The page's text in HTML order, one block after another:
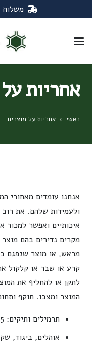
משלוח
אחריות
ראשי › אחריות על מוצרים
אנחנו עומדים מאחורי
ולעמידות שלהם. את רוב
איכותיים ואפשר
מקרים נדירים בהם
מראש, או מוצר שנפגם
קרע או שבר או קלקול
לתקן או להחליף את
המוצר ומצבו. תוקף
תרמילים ותיקים: 5 שנים. רוכסנים ותפרים
אוהלים, ביגוד,